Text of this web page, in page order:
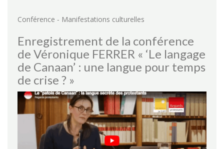
Conférence - Manifestations culturelles
Enregistrement de la conférence
de Véronique FERRER « ‘Le langage
de Canaan’ : une langue pour temps
de crise ? »